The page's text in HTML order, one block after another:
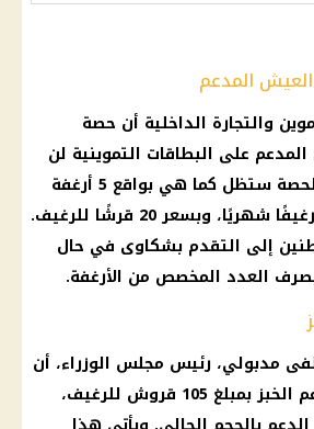
المدعم
والتجارة الداخلية أن حصة
على البطاقات التموينية لن
تتأثر بالزيادة، وأن الحصة ستظل كما هي بواقع 5 أرغفة
يوميًا، بإجمالي 150 رغيفًا شهريًا، وبسعر 20 قرشًا للرغيف.
إلى التقدم بشكاوى في حال
بصرف العدد المخصص من الأرغفة.
مدبولي، رئيس مجلس الوزراء، أن
الحكومة ملتزمة بدعم الخبز بمبلغ 105 قروش للرغيف،